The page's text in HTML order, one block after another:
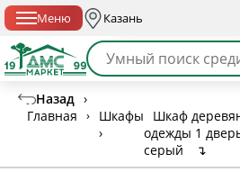
Меню Казань
Назад ›
Главная
›
Шкафы
›
Шкаф
одежды 1
серый
↴